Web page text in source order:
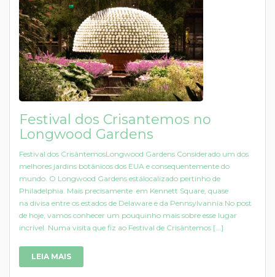
Festival dos Crisantemos no
Longwood Gardens
Festival dos CrisântemosLongwood Gardens Considerado um dos
melhores jardins botânicos dos EUA e consequentemente do
mundo. O Longwood Gardens estálocalizado pertinho de
Philadelphia. Mais precisamente em Kennett Square, quase
na divisa entre os estados de Delaware e da Pennsylvannia.No post
de hoje, vamos conhecer um pouquinho mais sobre esse lugar
incrível. Numa visita que fiz ao Festival de Crisântemos [...]
LEIA MAIS